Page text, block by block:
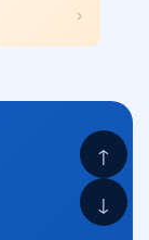
›
↑
↓